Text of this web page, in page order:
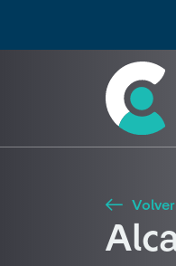
Seleccione país
Buscar
Volver